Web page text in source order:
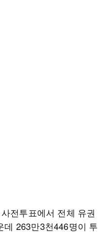
전투표에서 전체 유권
데 263만3천446명이 투